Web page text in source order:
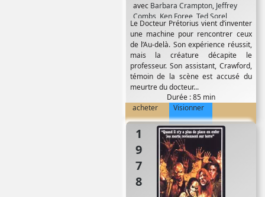
avec Barbara Crampton, Jeffrey
Combs Ken Foree, Ted Sorel
Le Docteur Prétorius vient d’inventer
une machine pour rencontrer ceux
de l’Au-delà. Son expérience réussit,
mais la créature décapite le
professeur. Son assistant, Crawford,
témoin de la scène est accusé du
meurtre du docteur...
Durée : 85 min
acheter
Visionner
1978